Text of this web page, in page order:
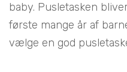
baby. Pusletasken
første mange år af
vælge en god